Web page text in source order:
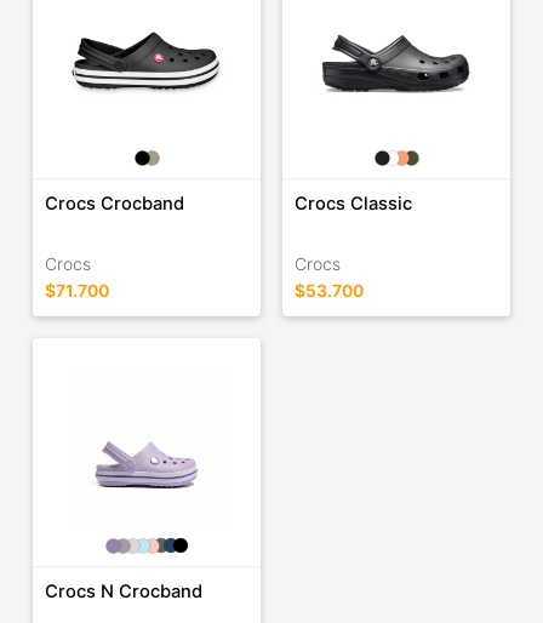
Crocs Crocband
Crocs
$71.700
Crocs Classic
Crocs
$53.700
Crocs N Crocband